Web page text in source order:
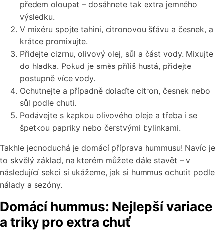
předem oloupat – dosáhnete tak extra jemného
výsledku.
V mixéru spojte tahini, citronovou šťávu a česnek, a
krátce promixujte.
Přidejte cizrnu, olivový olej, sůl a část vody. Mixujte
do hladka. Pokud je směs příliš hustá, přidejte
postupně více vody.
Ochutnejte a případně dolaďte citron, česnek nebo
sůl podle chuti.
Podávejte s kapkou olivového oleje a třeba i se
špetkou papriky nebo čerstvými bylinkami.
Takhle jednoduchá je domácí příprava hummusu! Navíc je
to skvělý základ, na kterém můžete dále stavět – v
následující sekci si ukážeme, jak si hummus ochutit podle
nálady a sezóny.
Domácí hummus: Nejlepší variace
a triky pro extra chuť